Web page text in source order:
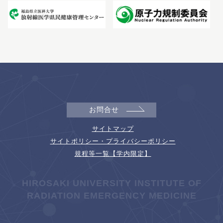
お問合せ
サイトマップ
サイトポリシー・プライバシーポリシー
規程等一覧【学内限定】
HIROSAKI UNIVERSITY INSTITUTE OF
RADIATION EMERGENCY MEDICINE